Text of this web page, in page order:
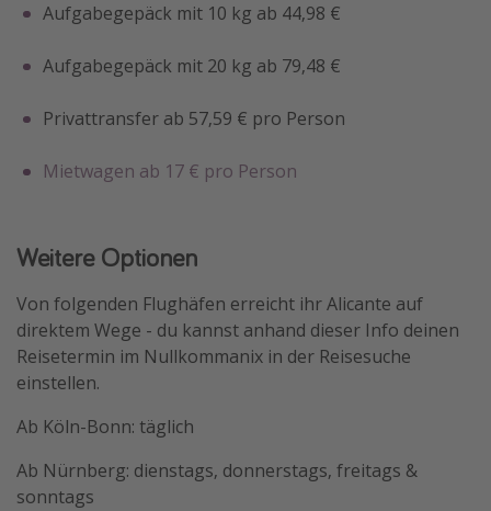
Aufgabegepäck mit 10 kg ab 44,98 €
Aufgabegepäck mit 20 kg ab 79,48 €
Privattransfer ab 57,59 € pro Person
Mietwagen ab 17 € pro Person
Weitere Optionen
Von folgenden Flughäfen erreicht ihr Alicante auf
direktem Wege - du kannst anhand dieser Info deinen
Reisetermin im Nullkommanix in der Reisesuche
einstellen.
Ab Köln-Bonn: täglich
Ab Nürnberg: dienstags, donnerstags, freitags &
sonntags